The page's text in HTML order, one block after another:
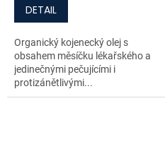
DETAIL
Organický kojenecký olej s
obsahem měsíčku lékařského a
jedinečnými pečujícími i
protizánětlivými...